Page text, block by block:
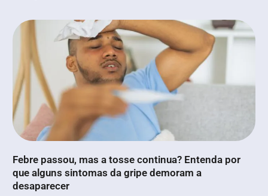
Febre passou, mas a tosse continua? Entenda por
que alguns sintomas da gripe demoram a
desaparecer